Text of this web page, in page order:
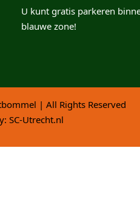
U kunt gratis parkeren
blauwe zone!
| All Rights Reserved
SC-Utrecht.nl